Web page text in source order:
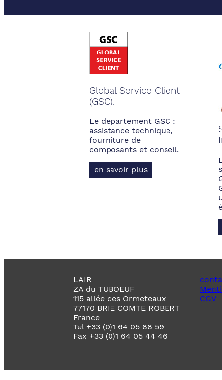
Global Service Client
(GSC).
Le departement GSC :
assistance technique,
fourniture de
composants et conseil.
en savoir plus
LAIR
ZA du TUBOEUF
115 allée des Ormeteaux
77170 BRIE COMTE ROBERT
France
Tel +33 (0)1 64 05 88 59
Fax +33 (0)1 64 05 44 46
CGV